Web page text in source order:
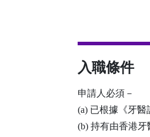
入職條件
申請人必須－
(a) 已根據《牙醫
(b) 持有由香港牙